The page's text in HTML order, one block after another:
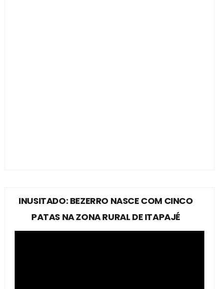
INUSITADO: BEZERRO NASCE COM CINCO
PATAS NA ZONA RURAL DE ITAPAJÉ